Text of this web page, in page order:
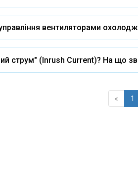
вентиляторами
струм" (Inrush Current)? На що
« 1